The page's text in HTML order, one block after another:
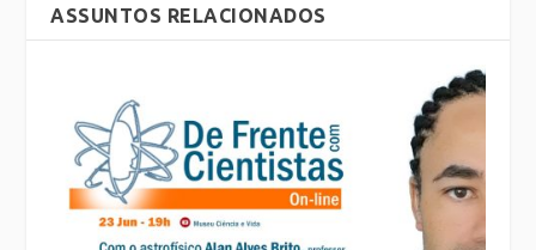
ASSUNTOS RELACIONADOS